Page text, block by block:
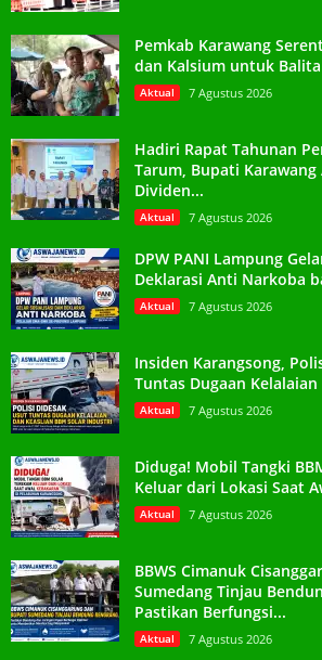
Pemkab Karawang
dan Kalsium untuk
Aktual 7 Agustus 2026
Hadiri Rapat Tahunan
Tarum, Bupati Karawang
Dividen...
Aktual 7 Agustus 2026
DPW PANI Lampung
Deklarasi Anti Narkoba
Aktual 7 Agustus 2026
Insiden Karangsong,
Tuntas Dugaan
Aktual 7 Agustus 2026
Diduga! Mobil Tangki
Keluar dari Lokasi Saat
Aktual 7 Agustus 2026
BBWS Cimanuk
Sumedang Tinjau
Pastikan Berfungsi...
Aktual 7 Agustus 2026